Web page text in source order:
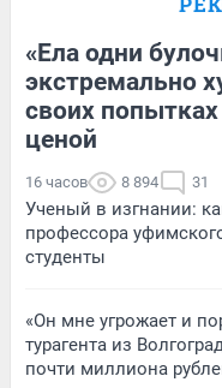
«Ела одни
экстремально
своих
ценой
16 часов 8 894 31
Ученый в изгнании:
профессора
студенты
«Он мне угрожает и
турагента из
почти миллиона